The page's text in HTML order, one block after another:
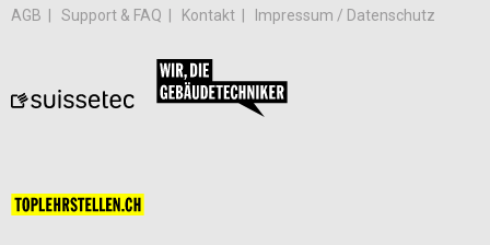
AGB Support & FAQ Kontakt Impressum / Datenschutz